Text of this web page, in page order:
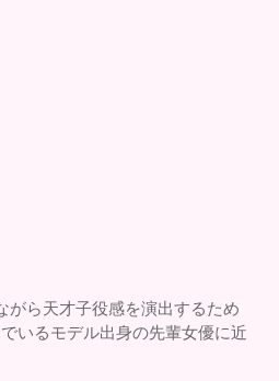
がら天才子役感を演出するため
いるモデル出身の先輩女優に近